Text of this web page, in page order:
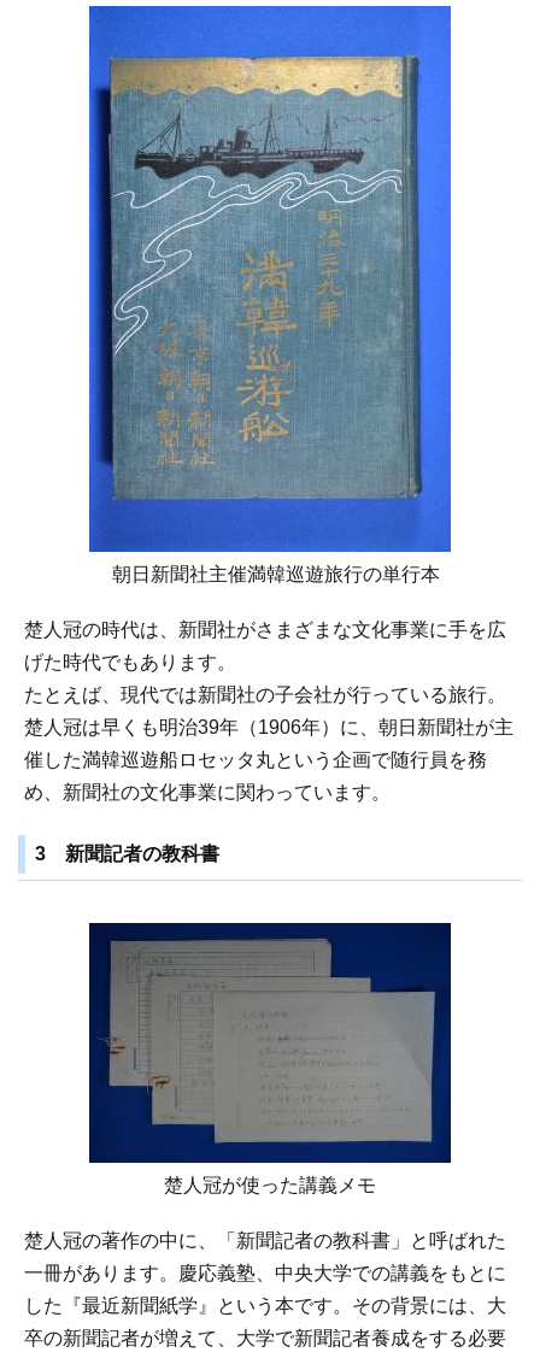
朝日新聞社主催満韓巡遊旅行の単行本
楚人冠の時代は、新聞社がさまざまな文化事業に手を広
げた時代でもあります。
たとえば、現代では新聞社の子会社が行っている旅行。
楚人冠は早くも明治39年（1906年）に、朝日新聞社が主
催した満韓巡遊船ロセッタ丸という企画で随行員を務
め、新聞社の文化事業に関わっています。
3 新聞記者の教科書
楚人冠が使った講義メモ
楚人冠の著作の中に、「新聞記者の教科書」と呼ばれた
一冊があります。慶応義塾、中央大学での講義をもとに
した『最近新聞紙学』という本です。その背景には、大
卒の新聞記者が増えて、大学で新聞記者養成をする必要